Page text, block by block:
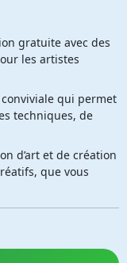
gratuite avec des
les artistes
qui permet
techniques, de
d’art et de création
que vous